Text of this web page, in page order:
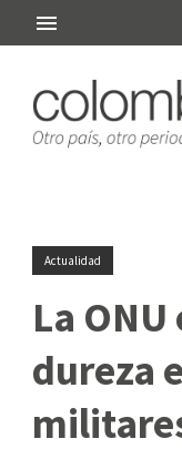
Actualidad
La
dureza